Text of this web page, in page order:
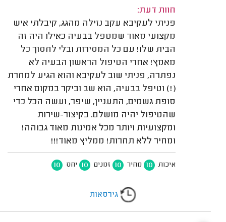
חוות דעת:
פניתי לעקיבא עקב נזילה מהגג, קיבלתי איש
מקצועי מאוד שמטפל בבעיה כאילו היה זה
הבית שלו! עם כל המסירות ובלי לחסוך כל
מאמץ! אחרי הטיפול הראשון הבעיה לא
נפתרה, פניתי שוב לעקיבא והוא הגיע למחרת
(!) וטיפל בבעיה, הוא שב וביקר במקום אחרי
סופת גשמים, התעניין, שיפר, ועשה הכל כדי
שהטיפול יהיה מושלם. בקיצור-שירות
ומקצועיות ויותר מכל אמינות מאוד גבוהה!
ומחיר ללא תחרות! ממליץ מאוד!!!
איכות 10 מחיר 10 זמנים 10 יחס 10
גירסאות